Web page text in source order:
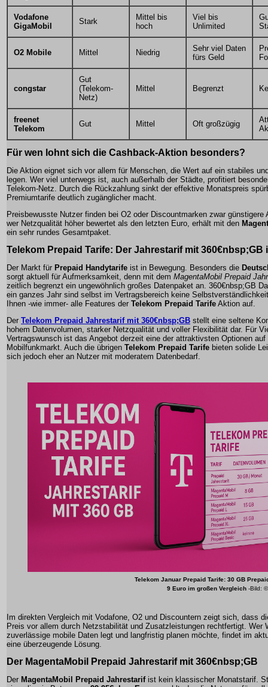
Vodafone
GigaMobil
Stark
Mittel bis
hoch
Viel bis
Unlimited
O2 Mobile Mittel Niedrig
Sehr viel Daten
fürs Geld
congstar
Gut
(Telekom-
Netz)
Mittel Begrenzt
freenet
Telekom
Gut Mittel Oft großzügig
Für wen lohnt sich die Cashback-Aktion besonders?
Die Aktion eignet sich vor allem für Menschen, die Wert auf ein stabiles
legen. Wer viel unterwegs ist, auch außerhalb der Städte, profitiert
Telekom-Netz. Durch die Rückzahlung sinkt der effektive Monatspreis
Premiumtarife deutlich zugänglicher macht.
Preisbewusste Nutzer finden bei O2 oder Discountmarken zwar günstigere
wer Netzqualität höher bewertet als den letzten Euro, erhält mit den
ein sehr rundes Gesamtpaket.
Telekom Prepaid Tarife: Der Jahrestarif mit 360€nbsp;GB
Der Markt für Prepaid Handytarife ist in Bewegung. Besonders die
sorgt aktuell für Aufmerksamkeit, denn mit dem MagentaMobil Prepaid
zeitlich begrenzt ein ungewöhnlich großes Datenpaket an. 360€nbsp;GB
ein ganzes Jahr sind selbst im Vertragsbereich keine
Ihnen -wie immer- alle Features der Telekom Prepaid Tarife Aktion auf.
Der Telekom Prepaid Jahrestarif mit 360€nbsp;GB stellt eine seltene
hohem Datenvolumen, starker Netzqualität und voller Flexibilität dar. Für
Vertragswunsch ist das Angebot derzeit eine der attraktivsten Optionen
Mobilfunkmarkt. Auch die übrigen Telekom Prepaid Tarife bieten solide
sich jedoch eher an Nutzer mit moderatem Datenbedarf.
Telekom Januar Prepaid Tarife: 30 GB
9 Euro im großen Vergleich -Bild:
Im direkten Vergleich mit Vodafone, O2 und Discountern zeigt sich, dass
Preis vor allem durch Netzstabilität und Zusatzleistungen rechtfertigt. Wer
zuverlässige mobile Daten legt und langfristig planen möchte, findet im
eine überzeugende Lösung.
Der MagentaMobil Prepaid Jahrestarif mit 360€nbsp;GB
Der MagentaMobil Prepaid Jahrestarifist kein klassischer Monatstarif.